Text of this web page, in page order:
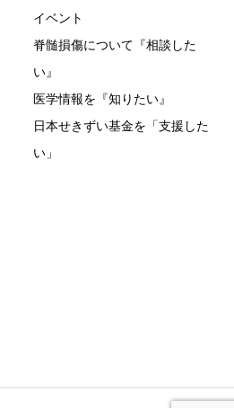
イベント
脊髄損傷について『相談した
い』
医学情報を『知りたい』
日本せきずい基金を「支援した
い」